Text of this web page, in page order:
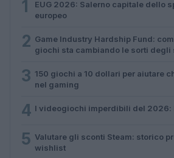
1
EUG 2026: Salerno capitale dello
europeo
2 Game Industry Hardship Fund:
giochi sta cambiando le sorti degli
3 150 giochi a 10 dollari per aiutare
nel gaming
4 I videogiochi imperdibili del 2026:
5 Valutare gli sconti Steam: storico
wishlist